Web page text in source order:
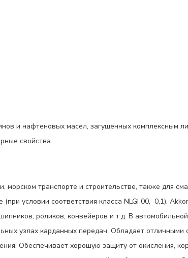
и нафтеновых масел, загущенных комплексным
свойства.
транспорте и строительстве, также для
условии соответствия класса NLGI 00, 0,1).
роликов, конвейеров и т.д. В
узлах карданных передач. Обладает
Обеспечивает хорошую защиту от окисления,